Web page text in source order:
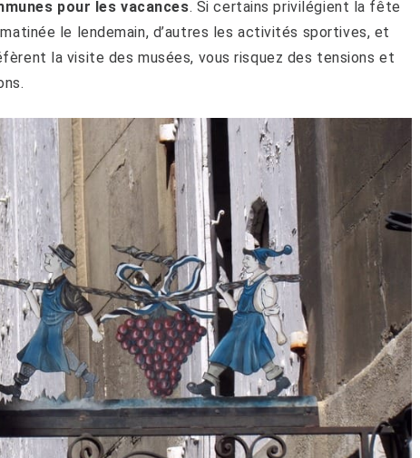
pour les vacances. Si certains privilégient la fête
le lendemain, d’autres les activités sportives, et
la visite des musées, vous risquez des tensions et